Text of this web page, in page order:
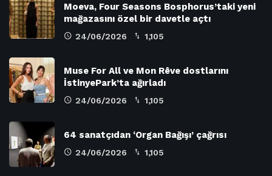
Moeva, Four Seasons Bosphorus’taki yeni
mağazasını özel bir davetle açtı
24/06/2026 1,105
Muse For All ve Mon Rêve dostlarını
İstinyePark’ta ağırladı
24/06/2026 1,105
64 sanatçıdan ‘Organ Bağışı’ çağrısı
24/06/2026 1,105